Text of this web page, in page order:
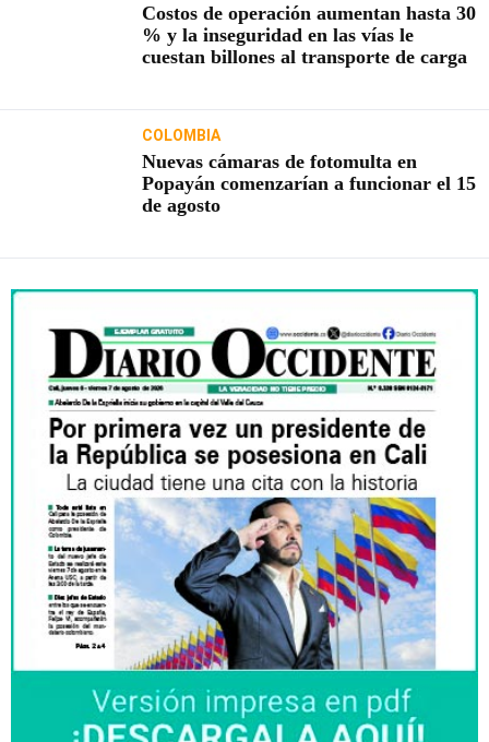
Costos de operación aumentan hasta 30
% y la inseguridad en las vías le
cuestan billones al transporte de carga
COLOMBIA
Nuevas cámaras de fotomulta en
Popayán comenzarían a funcionar el 15
de agosto